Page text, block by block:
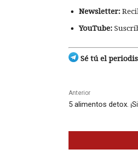
Newsletter:
YouTube:
Sé tú el
Anterior
5 alimentos detox.